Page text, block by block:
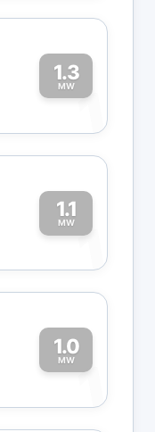
1.3
MW1
1.1
MW1
1.0
MW1